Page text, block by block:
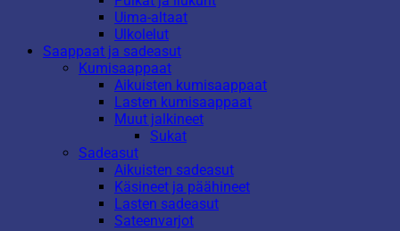
Uima-altaat
Ulkolelut
Saappaat ja sadeasut
Kumisaappaat
Aikuisten kumisaappaat
Lasten kumisaappaat
Muut jalkineet
Sukat
Sadeasut
Aikuisten sadeasut
Käsineet ja päähineet
Lasten sadeasut
Sateenvarjot